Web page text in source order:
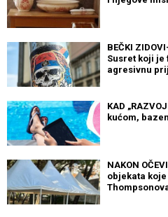
BEČKI
Susret koji
agresivnu
KAD
kućom,
NAKON
objekata